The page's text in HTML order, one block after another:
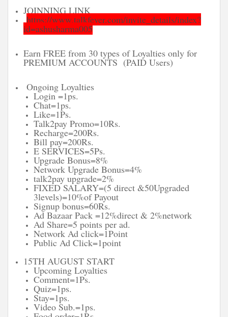
JOINNING LINK
https://www.talkfever.com/invite_details/index?
id=ashusharma005
Earn FREE from 30 types of Loyalties only for
PREMIUM ACCOUNTS (PAID Users)
Ongoing Loyalties
Login =1ps.
Chat=1ps.
Like=1Ps.
Talk2pay Promo=10Rs.
Recharge=200Rs.
Bill pay=200Rs.
E SERVICES=5Ps.
Upgrade Bonus=8%
Network Upgrade Bonus=4%
talk2pay upgrade=2%
FIXED SALARY=(5 direct &50Upgraded
3levels)=10%of Payout
Signup bonus=60Rs.
Ad Bazaar Pack =12%direct & 2%network
Ad Share=5 points per ad.
Network Ad click=1Point
Public Ad Click=1point
15TH AUGUST START
Upcoming Loyalties
Comment=1Ps.
Quiz=1ps.
Stay=1ps.
Video Sub.=1ps.